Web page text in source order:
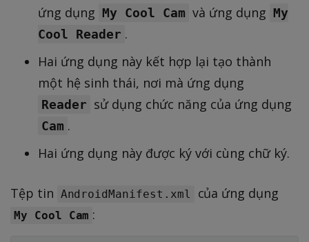
ứng dụng My Cool Cam và ứng dụng My
Cool Reader .
Hai ứng dụng này kết hợp lại tạo thành
một hệ sinh thái, nơi mà ứng dụng
Reader sử dụng chức năng của ứng dụng
Cam .
Hai ứng dụng này được ký với cùng chữ ký.
Tệp tin AndroidManifest.xml của ứng dụng
My Cool Cam :